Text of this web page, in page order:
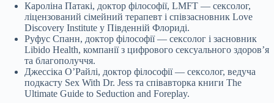
Кароліна Патакі, доктор філософії, LMFT — сексолог,
ліцензований сімейний терапевт і співзасновник Love
Discovery Institute у Південній Флориді.
Руфус Спанн, доктор філософії — сексолог і засновник
Libido Health, компанії з цифрового сексуального здоров’я
та благополуччя.
Джессіка О’Райлі, доктор філософії — сексолог, ведуча
подкасту Sex With Dr. Jess та співавторка книги The
Ultimate Guide to Seduction and Foreplay.